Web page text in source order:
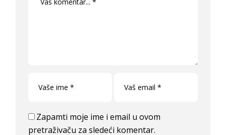
Zapamti moje ime i email u ovom
pretraživaču za sledeći komentar.